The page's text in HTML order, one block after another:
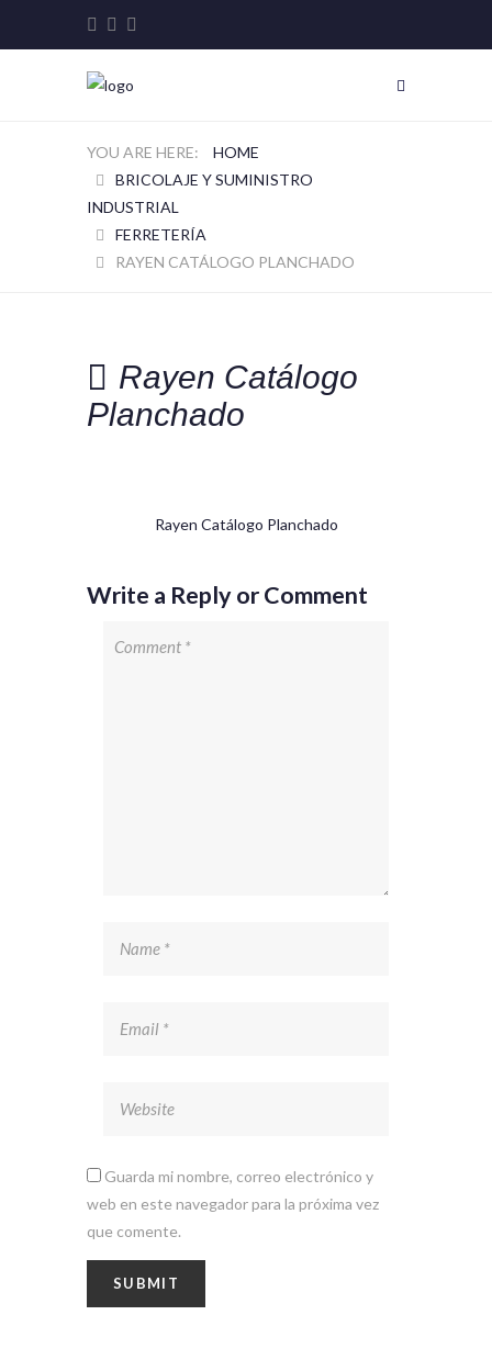
HOME
BRICOLAJE Y SUMINISTRO
INDUSTRIAL
FERRETERÍA
RAYEN CATÁLOGO PLANCHADO
Rayen Catálogo
Planchado
Rayen Catálogo Planchado
Write a Reply or Comment
Guarda mi nombre, correo electrónico y
web en este navegador para la próxima vez
que comente.